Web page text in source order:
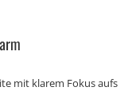
mit klarem Fokus aufs